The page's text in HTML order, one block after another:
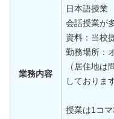
業務内容
日本語授業
会話授業が
資料：当校
勤務場所：
（居住地は
しておりま
授業は1コ